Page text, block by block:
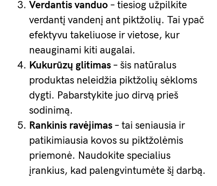
Verdantis vanduo – tiesiog užpilkite
verdantį vandenį ant piktžolių. Tai ypač
efektyvu takeliuose ir vietose, kur
neauginami kiti augalai.
Kukurūzų glitimas – šis natūralus
produktas neleidžia piktžolių sėkloms
dygti. Pabarstykite juo dirvą prieš
sodinimą.
Rankinis ravėjimas – tai seniausia ir
patikimiausia kovos su piktžolėmis
priemonė. Naudokite specialius
įrankius, kad palengvintumėte šį darbą.